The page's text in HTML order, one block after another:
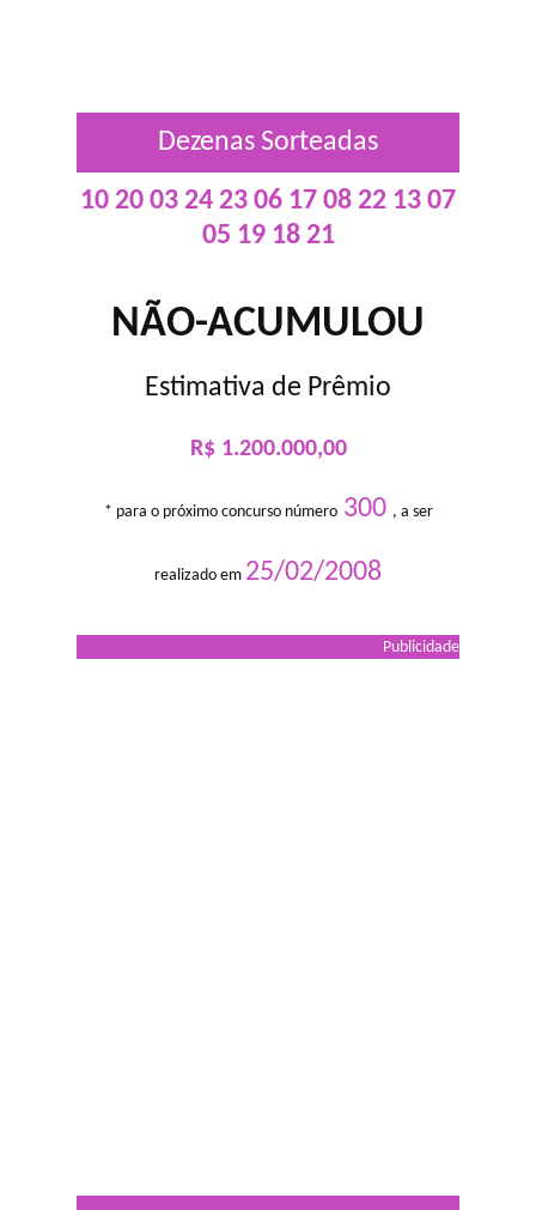
Dezenas Sorteadas
10 20 03 24 23 06 17 08 22 13 07
05 19 18 21
NÃO-ACUMULOU
Estimativa de Prêmio
R$ 1.200.000,00
* para o próximo concurso número300 , a ser
realizado em 25/02/2008
Publicidade